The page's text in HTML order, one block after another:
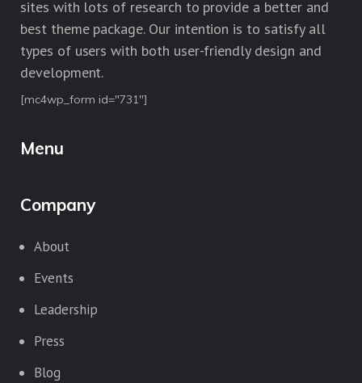
sites with lots of research to provide a better and
best theme package. Our intention is to satisfy all
types of users with both user-friendly design and
development.
[mc4wp_form id="731"]
Menu
Company
About
Events
Leadership
Press
Blog